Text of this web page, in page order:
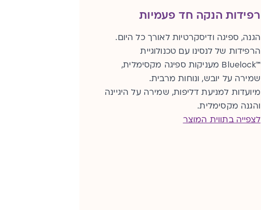
רפידות הנקה חד פעמיות
הגנה, ספיגה ודיסקרטיות לאורך כל היום.
הרפידות של לנסינו עם טכנולוגיית
™Bluelock מעניקות ספיגה מקסימלית,
שמירה על יובש, ונוחות מרבית.
מיועדות למניעת דליפות, שמירה על היגיינה
והגנה מקסימלית.
לצפייה בתווית המוצר